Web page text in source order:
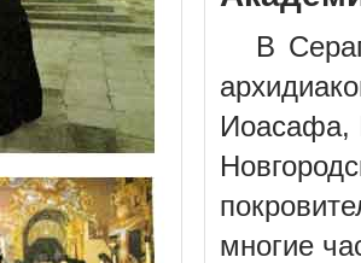
В
Иоасафа,
многие